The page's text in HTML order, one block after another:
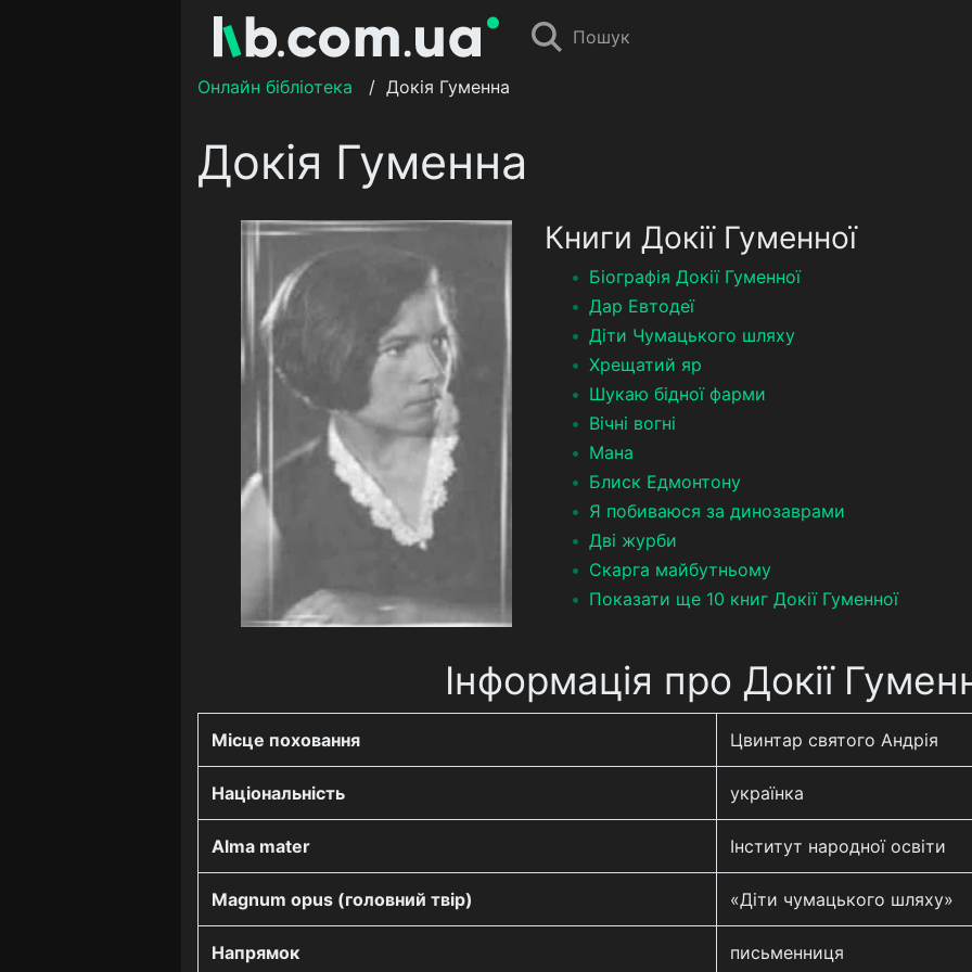
Пошук
Онлайн бібліотека / Докія Гуменна
Докія Гуменна
Книги Докії Гуменної
Біографія Докії Гуменної
Дар Евтодеї
Діти Чумацького шляху
Хрещатий яр
Шукаю бідної фарми
Вічні вогні
Мана
Блиск Едмонтону
Я побиваюся за динозаврами
Дві журби
Скарга майбутньому
Показати ще 10 книг Докії Гуменної
Інформація про Докії
Місце поховання Цвинтар святого Андрія
Національність українка
Alma mater Інститут народної освіти
Magnum opus (головний твір) «Діти чумацького шляху»
Напрямок письменниця